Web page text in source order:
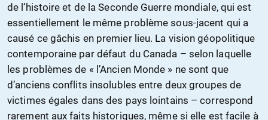
de l’histoire et de la Seconde Guerre mondiale, qui est
essentiellement le même problème sous-jacent qui a
causé ce gâchis en premier lieu. La vision géopolitique
contemporaine par défaut du Canada – selon laquelle
les problèmes de « l’Ancien Monde » ne sont que
d’anciens conflits insolubles entre deux groupes de
victimes égales dans des pays lointains – correspond
rarement aux faits historiques, même si elle est facile à